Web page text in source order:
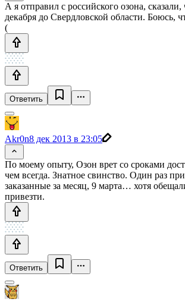
А я отправил с российского озона, сказали,
декабря до Свердловской области. Боюсь,
(
Ответить
Akr0n8 дек 2013 в 23:05
По моему опыту, Озон врет со сроками
чем всегда. Знатное свинство. Один раз
заказанные за месяц, 9 марта… хотя
привезти.
Ответить